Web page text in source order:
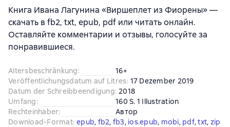
Книга Ивана Лагунина «Виршеплет из Фиорены» —
скачать в fb2, txt, epub, pdf или читать онлайн.
Оставляйте комментарии и отзывы, голосуйте за
понравившиеся.
Altersbeschränkung:
16+
Veröffentlichungsdatum auf Litres: 17 Dezember 2019
Datum der Schreibbeendigung: 2018
Umfang:
160 S. 1 Illustration
Rechteinhaber:
Автор
Download-Format: epub, fb2, fb3, ios.epub, mobi, pdf, txt, zip